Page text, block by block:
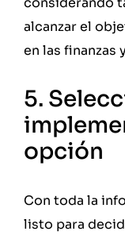
alcanzar el
en las finanzas
5.
opción
Con toda la
listo para